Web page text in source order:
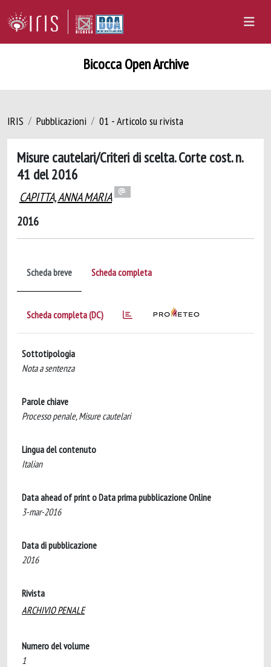
Bicocca Open Archive
IRIS Pubblicazioni 01 - Articolo su rivista
Misure cautelari/Criteri di scelta. Corte cost. n.
41 del 2016
CAPITTA, ANNA MARIA
2016
Scheda breve Scheda completa
Scheda completa (DC)
Sottotipologia
Nota a sentenza
Parole chiave
Processo penale, Misure cautelari
Lingua del contenuto
Italian
Data ahead of print o Data prima pubblicazione Online
3-mar-2016
Data di pubblicazione
2016
Rivista
ARCHIVIO PENALE
Numero del volume
1